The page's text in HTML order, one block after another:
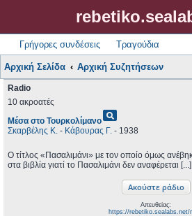
Γρήγορες συνδέσεις Τραγούδια
Αρχική Σελίδα Αρχική Συζητήσεων
Radio
10 ακροατές
Μέσα στο Τουρκολίμανοpageview
Σκαρβέλης Κ. - Κάβουρας Γ. - 1938
Ο τίτλος «Πασαλιμάνι» με τον οποίο όμως
στα βιβλία γιατί το Πασαλιμάνι δεν αναφέρεται [...]
Απευθείας:
https://rebetiko.sealabs.net/